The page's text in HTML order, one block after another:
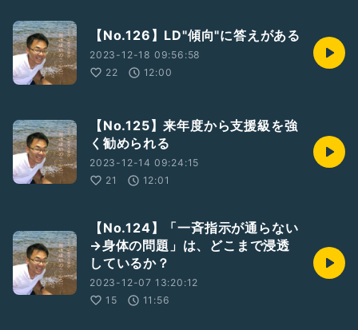
【No.126】LD"傾向"に答えがある
2023-12-18 09:56:58
22
12:00
【No.125】来年度から支援級を強
く勧められる
2023-12-14 09:24:15
21
12:01
【No.124】「一斉指示が通らない
→身体の問題」は、どこまで浸透
しているか？
2023-12-07 13:20:12
15
11:56